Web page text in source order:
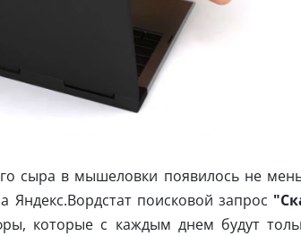
сыра в мышеловки появилось не
поисковой запрос
которые с каждым днем будут